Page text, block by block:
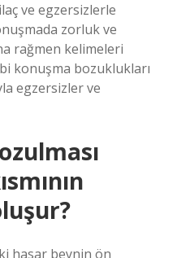
ve egzersizlerle
zorluk ve
rağmen kelimeleri
konuşma bozuklukları
egzersizler ve
hasar beynin ön